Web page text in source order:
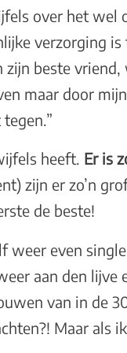
over het wel
verzorging
beste
maar door
heeft. Er is
zijn er zo’n
de beste!
weer even
aan den lijve
van in de
Maar als